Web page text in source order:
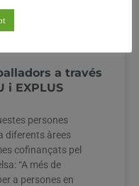
a través
i EXPLUS
persones
diferents àrees
cofinançats pel
“A més de
a persones en